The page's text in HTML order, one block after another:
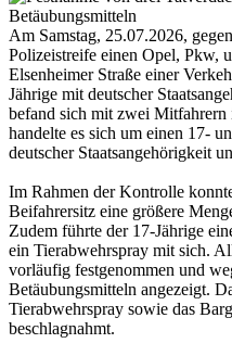
Am Samstag, 25.07.2026,
Polizeistreife einen Opel, Pkw,
Elsenheimer Straße einer
Jährige mit deutscher
befand sich mit zwei
handelte es sich um einen 17-
deutscher Staatsangehörigkeit
Im Rahmen der Kontrolle
Beifahrersitz eine größere
Zudem führte der 17-Jährige
ein Tierabwehrspray mit sich.
vorläufig festgenommen und
Betäubungsmitteln angezeigt.
Tierabwehrspray sowie das
beschlagnahmt.